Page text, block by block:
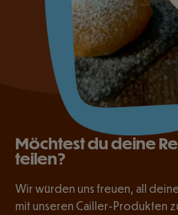
Möchtest du deine
teilen?
Wir würden uns freuen, all
mit unseren Cailler-Produkten